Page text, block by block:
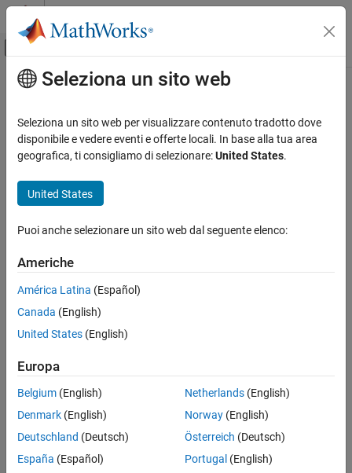
Vai al contenuto
Attiva/disattiva menu di navigazione
Pagina iniziale della documentazione
Simulink Test
ON THIS PAGE
Description
Output Arguments
Version History
See Also
Contenuto principale
genTableRowsForResultMetaInfo
Class:sltest.testmanager.TestResultReport
Namespace:sltest.testmanager
Generate test result metadata table
Syntax
rowList = genTableRowsForResultMetaInfo(obj,result)
Description
rowList= genTableRowsForResultMetaInfo(
test file, test suite, test case, or test iteration.
Seleziona un sito web
Seleziona un sito web per visualizzare contenuto tradotto dove
disponibile e vedere eventi e offerte locali. In base alla tua area
geografica, ti consigliamo di selezionare:United States.
United States
Puoi anche selezionare un sito web dal seguente elenco:
Americhe
América Latina (Español)
Canada (English)
United States (English)
Europa
Belgium (English)
Denmark (English)
Deutschland (Deutsch)
España (Español)
Netherlands(English)
Norway(English)
Österreich (Deutsch)
Portugal (English)